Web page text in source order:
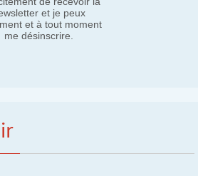
et je peux
et à tout moment
me désinscrire.